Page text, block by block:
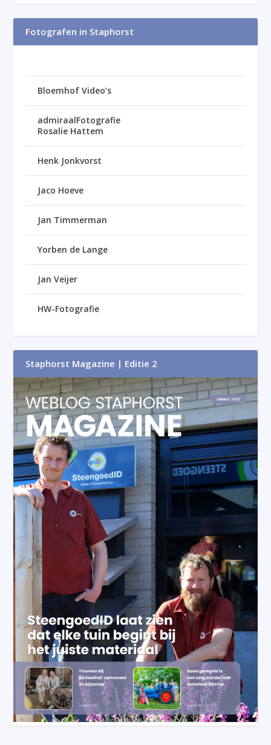
Fotografen in Staphorst
Bloemhof Video’s
admiraalFotografie
Rosalie Hattem
Henk Jonkvorst
Jaco Hoeve
Jan Timmerman
Yorben de Lange
Jan Veijer
HW-Fotografie
Staphorst Magazine | Editie 2